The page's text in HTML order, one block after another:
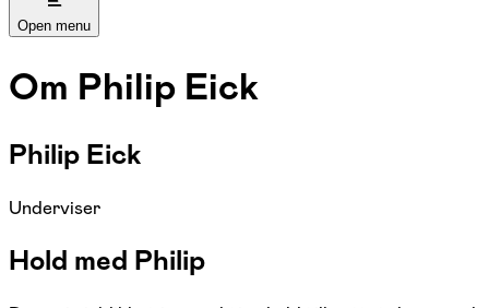
Open menu
Om Philip Eick
Philip Eick
Underviser
Hold med Philip